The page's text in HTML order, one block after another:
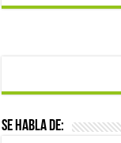
Se habla de: